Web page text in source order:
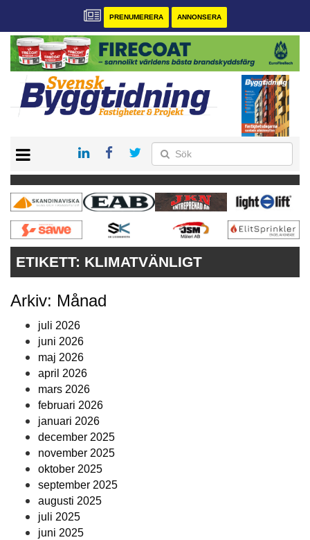
PRENUMERERA ANNONSERA
PRENUMERERA
VÅRA ANDRA MAGASIN
ANNONSERA
KONTAKT
ETIKETT: KLIMATVÄNLIGT
Arkiv: Månad
juli 2026
juni 2026
maj 2026
april 2026
mars 2026
februari 2026
januari 2026
december 2025
november 2025
oktober 2025
september 2025
augusti 2025
juli 2025
juni 2025